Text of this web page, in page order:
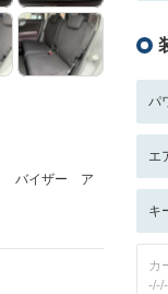
バイザー ア
パ
エ
キ
カ